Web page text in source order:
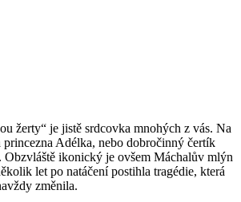
žerty“ je jistě srdcovka mnohých z vás. Na
princezna Adélka, nebo dobročinný čertík
Obzvláště ikonický je ovšem Máchalův mlýn
let po natáčení postihla tragédie, která
změnila.